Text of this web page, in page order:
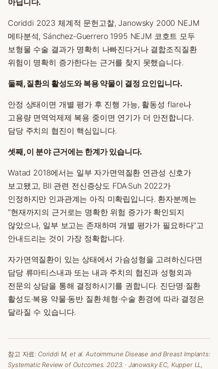
아닙니다.
Coriddi 2023 체계적 문헌고찰, Janowsky 2000 NEJM
메타분석, Sánchez-Guerrero 1995 NEJM 코호트 모두
보형물 수술 결과가 명확히 나빠진다거나 결합조직질환
위험이 명확히 증가한다는 근거를 찾지 못했습니다.
둘째, 질환의 활성도와 복용 약물이 결정 요인입니다.
안정 상태이면 개별 평가 후 진행 가능, 활동성 flare나
고용량 면역억제제 복용 중이면 연기가 더 안전합니다.
담당 주치의 협진이 핵심입니다.
셋째, 이 분야 근거에는 한계가 있습니다.
Watad 2018에서는 일부 자가면역질환 연관성 신호가
보고됐고, BII 관련 전신증상도 FDA·Suh 2022가
인정하지만 인과관계는 아직 미확립입니다. 환자분께는
"현재까지의 근거로는 명확한 위험 증가가 확인되지
않았으나, 일부 보고는 존재하며 개별 평가가 필요하다"고
안내드리는 것이 가장 정확합니다.
자가면역질환이 있는 상태에서 가슴성형을 고려하신다면
담당 류마티스내과 또는 내과 주치의 협진과 성형외과
전문의 상담을 통해 결정하시기를 권합니다. 진단명·질환
활성도·복용 약물·동반 질환·체형·수술 환경에 따라 결정은
달라질 수 있습니다.
참고 자료: Coriddi M, et al. Autoimmune Disease and Breast Implants:
Systematic Review of Outcomes. 2023. · Janowsky EC, Kupper LL,